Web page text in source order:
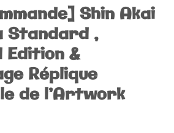
Shin Akai
Standard ,
Edition &
Réplique
de l’Artwork